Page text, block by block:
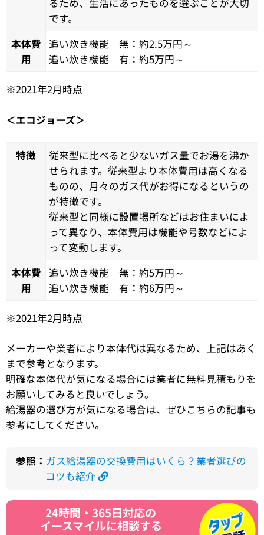
です。
本体費
用
追い炊き機能 無：約2.5万円～
追い炊き機能 有：約5万円～
※2021年2月時点
＜エコジョーズ＞
特徴
従来型に比べると少ないガス量でお湯を沸か
せられます。従来型より本体費用は高くなる
ものの、月々のガス代がお得になるというの
が特徴です。
従来型と同様に設置場所などはお住まいによ
って異なり、本体費用は機能や号数などによ
って変動します。
本体費
用
追い炊き機能 無：約5万円～
追い炊き機能 有：約6万円～
※2021年2月時点
メーカーや業者により本体代は異なるため、上記はあく
まで参考となります。
明確な本体代が気になる場合には業者に無料見積もりを
お願いしてみると良いでしょう。
給湯器の選び方が気になる場合は、ぜひこちらの記事も
参考にしてください。
参照： ガス給湯器の交換費用はいくら？業者選びの
コツも紹介
24時間・365日対応の
イースマイルに相談する